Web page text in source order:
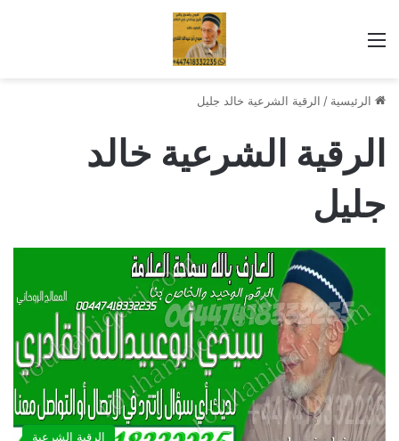
القائمة
الرئيسية / الرقية الشرعية خالد جليل
الرقية الشرعية خالد
جليل
الرقية الشرعية